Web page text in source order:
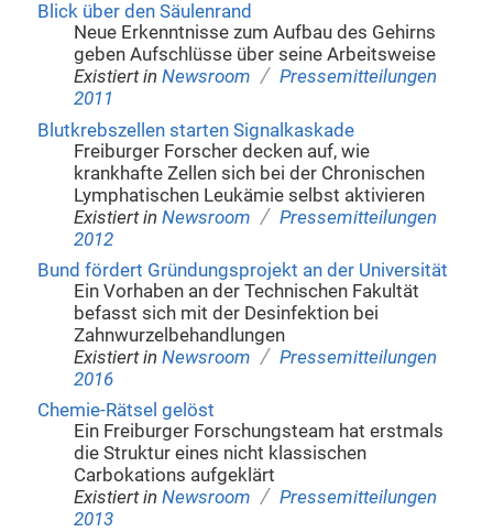
Blick über den Säulenrand
Neue Erkenntnisse zum Aufbau des Gehirns
geben Aufschlüsse über seine Arbeitsweise
Existiert in Newsroom / Pressemitteilungen
2011
Blutkrebszellen starten Signalkaskade
Freiburger Forscher decken auf, wie
krankhafte Zellen sich bei der Chronischen
Lymphatischen Leukämie selbst aktivieren
Existiert in Newsroom / Pressemitteilungen
2012
Bund fördert Gründungsprojekt an der Universität
Ein Vorhaben an der Technischen Fakultät
befasst sich mit der Desinfektion bei
Zahnwurzelbehandlungen
Existiert in Newsroom / Pressemitteilungen
2016
Chemie-Rätsel gelöst
Ein Freiburger Forschungsteam hat erstmals
die Struktur eines nicht klassischen
Carbokations aufgeklärt
Existiert in Newsroom / Pressemitteilungen
2013